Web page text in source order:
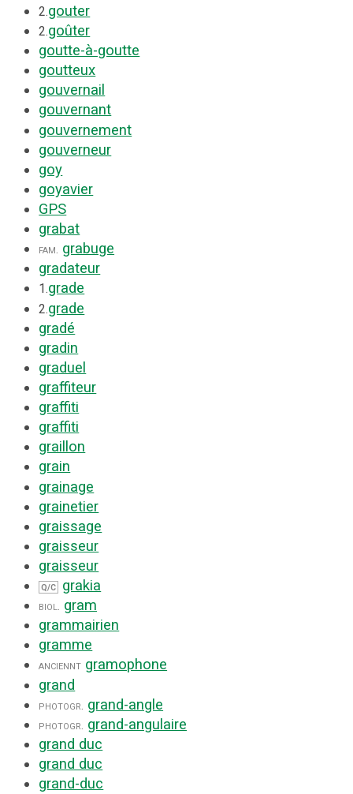
2.gouter
2.goûter
goutte-à-goutte
goutteux
gouvernail
gouvernant
gouvernement
gouverneur
goy
goyavier
GPS
grabat
fam. grabuge
gradateur
1.grade
2.grade
gradé
gradin
graduel
graffiteur
graffiti
graffiti
graillon
grain
grainage
grainetier
graissage
graisseur
graisseur
Q/C grakia
biol. gram
grammairien
gramme
anciennt gramophone
grand
photogr. grand-angle
photogr. grand-angulaire
grand duc
grand duc
grand-duc